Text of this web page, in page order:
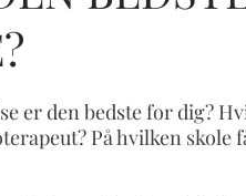
er den bedste for dig?
På hvilken